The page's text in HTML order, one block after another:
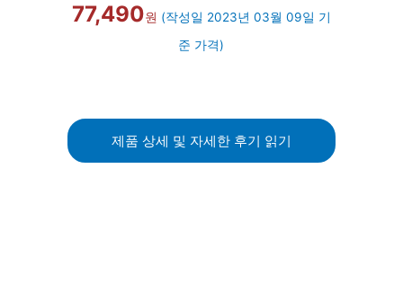
77,490원 (작성일 2023년 03월 09일 기
준 가격)
제품 상세 및 자세한 후기 읽기